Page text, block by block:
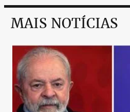
MAIS NOTÍCIAS